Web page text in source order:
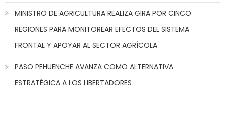
MINISTRO DE AGRICULTURA REALIZA GIRA POR CINCO
REGIONES PARA MONITOREAR EFECTOS DEL SISTEMA
FRONTAL Y APOYAR AL SECTOR AGRÍCOLA
PASO PEHUENCHE AVANZA COMO ALTERNATIVA
ESTRATÉGICA A LOS LIBERTADORES